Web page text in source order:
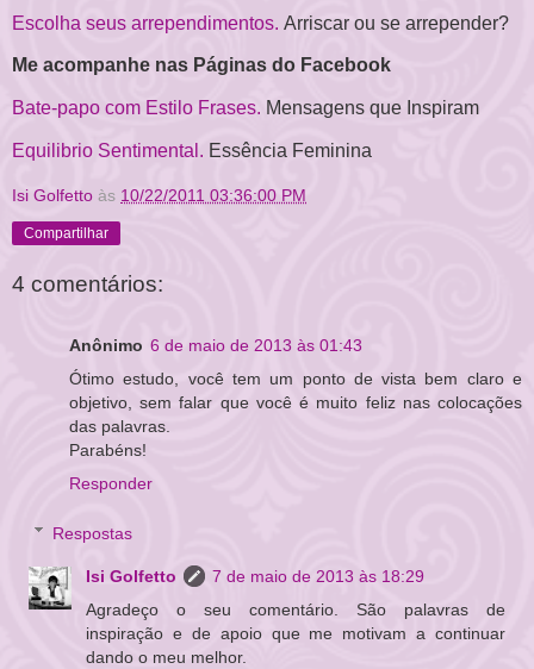
Escolha seus arrependimentos. Arriscar ou se arrepender?
Me acompanhe nas Páginas do Facebook
Bate-papo com Estilo Frases. Mensagens que Inspiram
Equilibrio Sentimental. Essência Feminina
Isi Golfetto às 10/22/2011 03:36:00 PM
Compartilhar
4 comentários:
Anônimo 6 de maio de 2013 às 01:43
Ótimo estudo, você tem um ponto de vista bem claro e
objetivo, sem falar que você é muito feliz nas colocações
das palavras.
Parabéns!
Responder
Respostas
Isi Golfetto
7 de maio de 2013 às 18:29
Agradeço o seu comentário. São palavras de
inspiração e de apoio que me motivam a continuar
dando o meu melhor.